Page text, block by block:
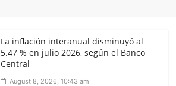
La inflación interanual disminuyó al
5.47 % en julio 2026, según el Banco
Central
August 8, 2026, 10:43 am